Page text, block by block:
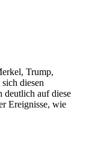
Trump,
diesen
deutlich auf diese
Ereignisse, wie